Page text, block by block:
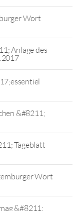
Wort
Anlage des
&#8211;
Tageblatt
Wort
&#8211;